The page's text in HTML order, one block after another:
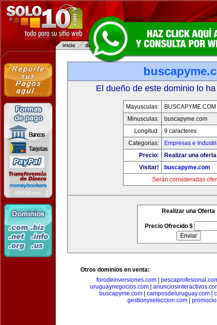
El dueño de este dominio lo
Mayusculas:
BUSCAPYME.COM
Minusculas:
buscapyme.com
Longitud:
9 caracteres
Categorias:
Empresas e
Precio:
Realizar una
Visitar!
buscapyme.com
Serán consideradas
Realizar una Oferta
Precio Ofrecido $
Otros dominios en venta:
forodeinversiones.com
uruguaynegocios.com|
buscapyme.com
camposdeluruguay.com
gestionyseleccion.com|